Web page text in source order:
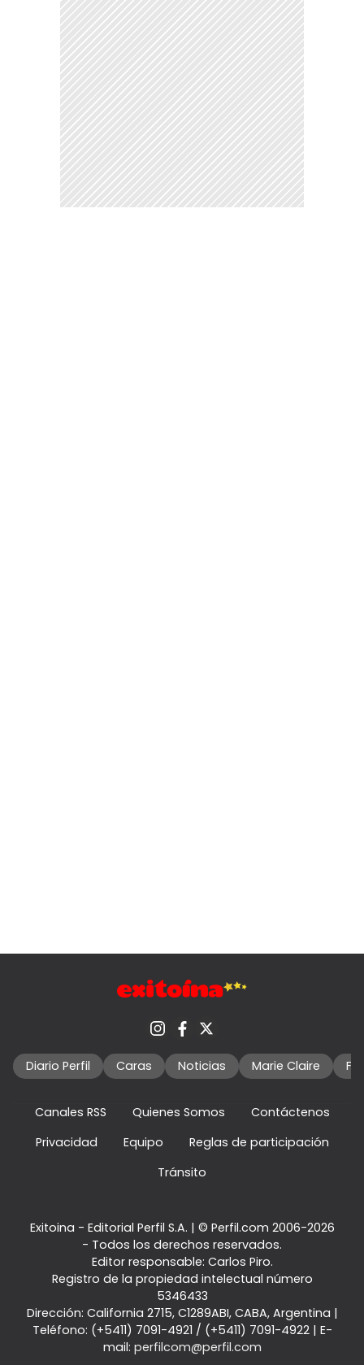
Diario Perfil Caras Noticias Marie Claire
Canales RSS Quienes Somos
Contáctenos
Privacidad
Equipo
Reglas de participación
Tránsito
Exitoina - Editorial Perfil S.A. | © Perfil.com 2006-2026
- Todos los derechos reservados.
Editor responsable: Carlos Piro.
Registro de la propiedad intelectual número
5346433
Dirección: California 2715, C1289ABI, CABA, Argentina |
Teléfono: (+5411) 7091-4921 / (+5411) 7091-4922| E-
mail: perfilcom@perfil.com